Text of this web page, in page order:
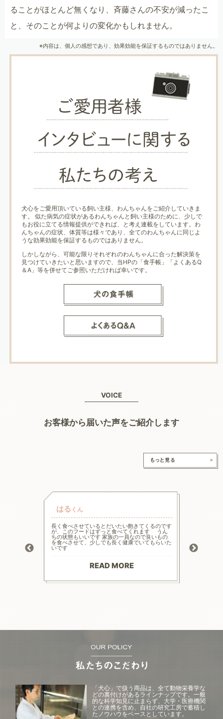
ることがほとんど無くなり、斉藤さんの不安が減ったこ
と、そのことが何よりの変化かもしれません。
※内容は、個人の感想であり、効果効能を保証するものではありません。
犬心をご愛用頂いている飼い主様、わんちゃんをご紹介していきま
す。 似た病気の症状があるわんちゃんと飼い主様のために、少しで
もお役に立てる情報提供ができれば、と考え連載をしています。わ
んちゃんの症状、体質等は様々であり、全てのわんちゃんに同じよ
うな効果効能を保証するものではありません。
しかしながら、可能な限りそれぞれのわんちゃんに合った解決策を
見つけていきたいと思いますので、当HPの「食手帳」「よくあるQ
＆A」等を併せてご参照いただければ幸いです。
VOICE
お客様から届いた声をご紹介します
はる くん
長く食べさせているとだいたい飽きてくるのです
が、このフードはずっと食べてくれます うん
ちの状態もいいです 家族の一員なので良いもの
を食べさせて、少しでも長く健康でいてもらいた
いです
READ MORE
「犬心」で扱う商品は、全て動物栄養学な
どの裏付けがあるラインナップです。一般
的な科学知見に止まらず、大学・医療機関
との連携を含め、自社の研究工房で蓄積し
たノウハウをベースとしています。